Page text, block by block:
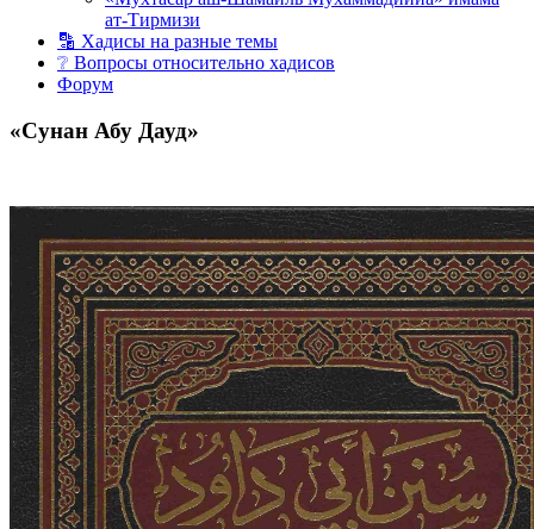
ат-Тирмизи
🔡 Хадисы на разные темы
❔ Вопросы относительно хадисов
Форум
«Сунан Абу Дауд»